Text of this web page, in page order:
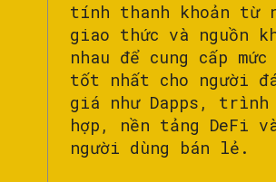
tính thanh khoản từ
giao thức và nguồn
nhau để cung cấp
tốt nhất cho người
giá như Dapps, trình
hợp, nền tảng DeFi
người dùng bán lẻ.